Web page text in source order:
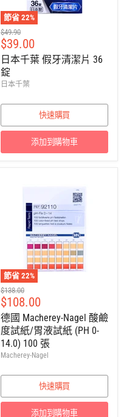
節省 22%
建
議
零
售
價
$49.90
售
價
$39.00
日本千葉 假牙清潔片 36
錠
日本千葉
快速購買
添加到購物車
節省 22%
建
議
零
售
價
$138.00
售
價
$108.00
德國 Macherey-Nagel 酸鹼
度試紙/胃液試紙 (PH 0-
14.0) 100 張
Macherey-Nagel
快速購買
添加到購物車